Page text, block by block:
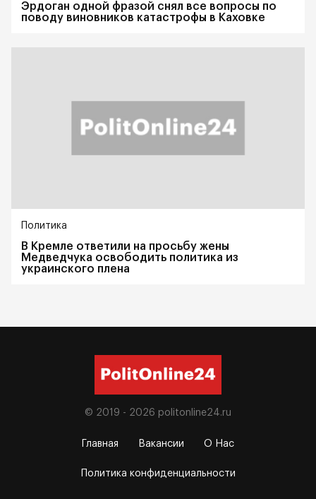
Эрдоган одной фразой снял все вопросы по
поводу виновников катастрофы в Каховке
Политика
В Кремле ответили на просьбу жены
Медведчука освободить политика из
украинского плена
© 2019 - 2026 politonline24.ru
Главная Вакансии О Нас
Политика конфиденциальности